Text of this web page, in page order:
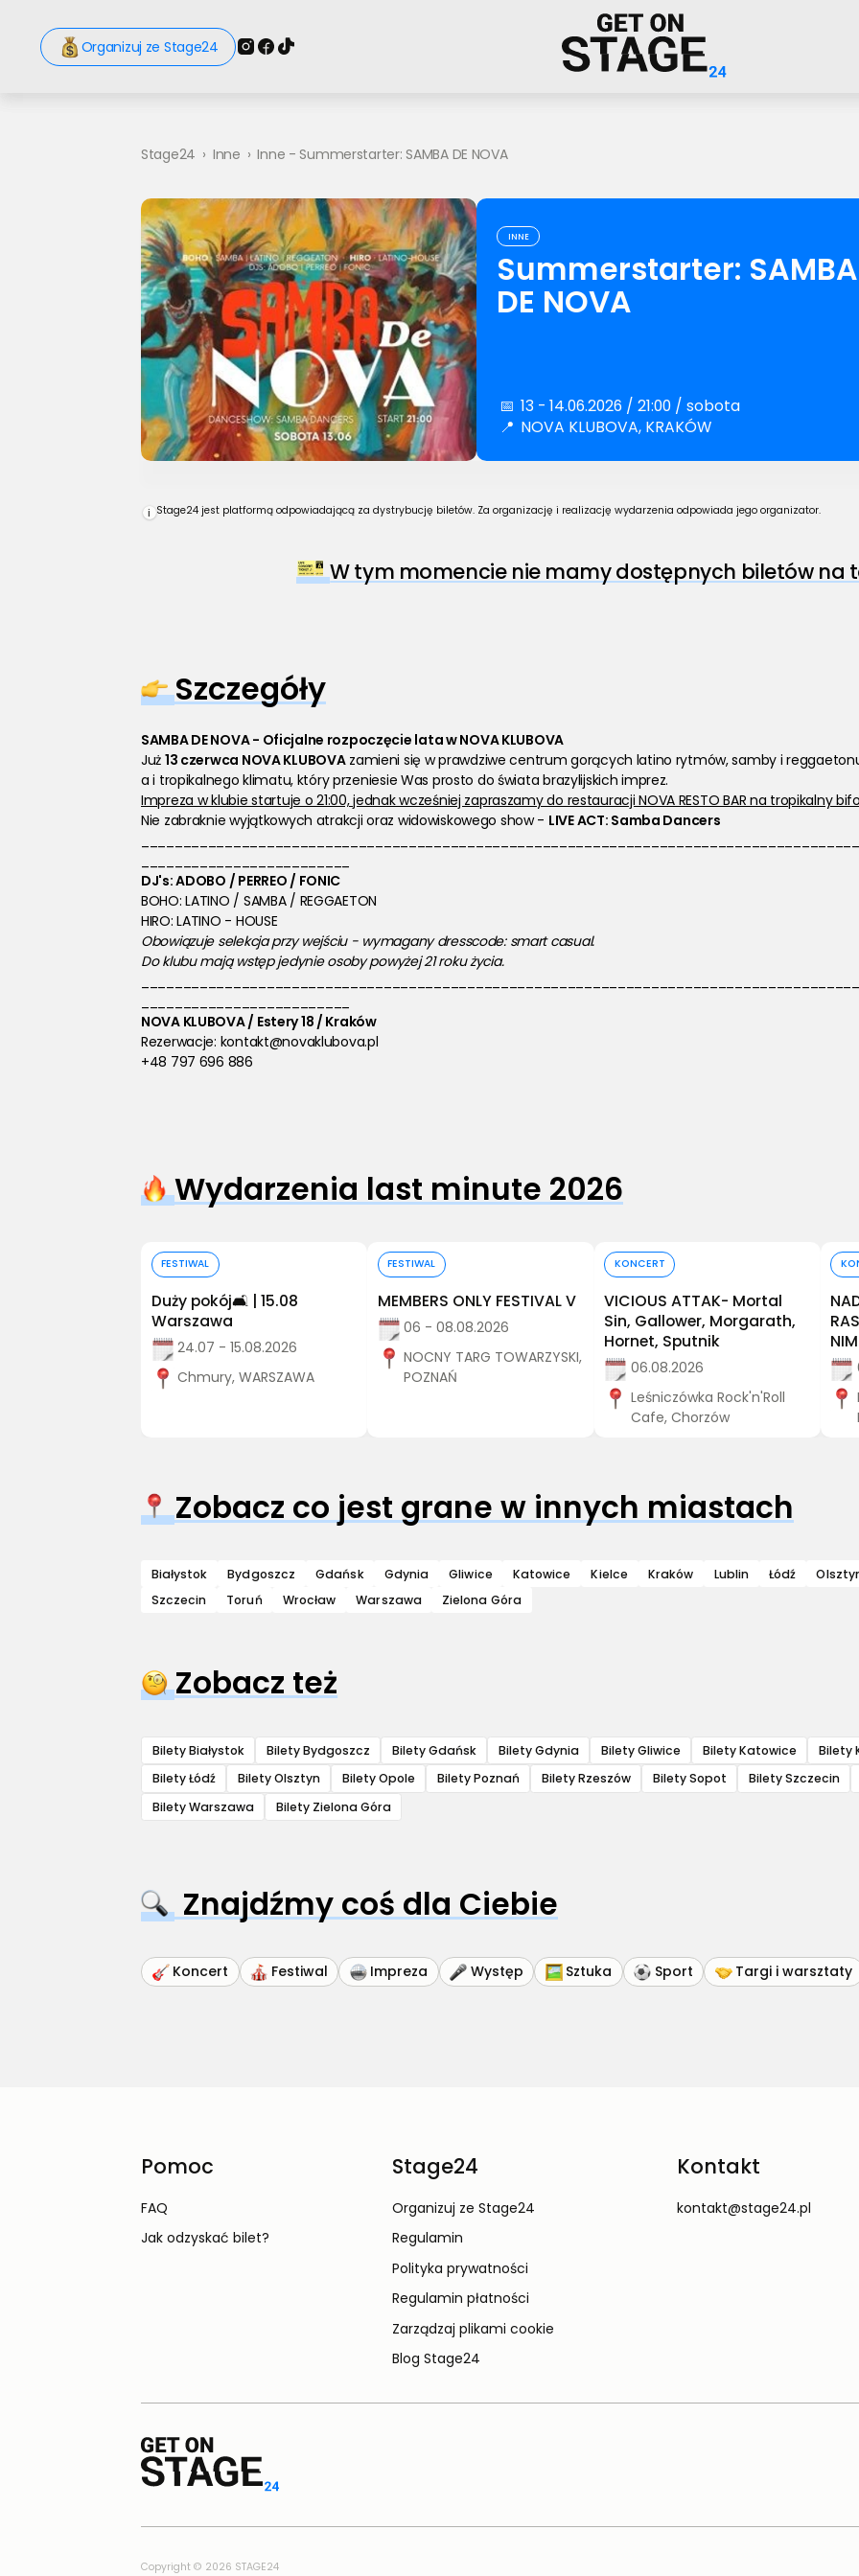
Organizuj ze Stage24
Stage24 › Inne › Inne - Summerstarter: SAMBA DE NOVA
INNE
Summerstarter: SAMBA
DE NOVA
📅 13 - 14.06.2026 / 21:00 / sobota
📍 NOVA KLUBOVA, KRAKÓW
i Stage24 jest platformą odpowiadającą za dystrybucję biletów. Za organizację i realizację wydarzenia odpowiada jego organizator.
W tym momencie nie mamy dostępnych biletów na
Szczegóły
SAMBA DE NOVA - Oficjalne rozpoczęcie lata w NOVA KLUBOVA
Już 13 czerwca NOVA KLUBOVA zamieni się w prawdziwe centrum gorących latino rytmów, samby i
a i tropikalnego klimatu, który przeniesie Was prosto do świata brazylijskich imprez.
Impreza w klubie startuje o 21:00, jednak wcześniej zapraszamy do restauracji NOVA RESTO BAR na tropikalny
Nie zabraknie wyjątkowych atrakcji oraz widowiskowego show - LIVE ACT: Samba Dancers
DJ's: ADOBO / PERREO / FONIC
BOHO: LATINO / SAMBA / REGGAETON
HIRO: LATINO - HOUSE
Obowiązuje selekcja przy wejściu - wymagany dresscode: smart casual.
Do klubu mają wstęp jedynie osoby powyżej 21 roku życia.
NOVA KLUBOVA / Estery 18 / Kraków
Rezerwacje: kontakt@novaklubova.pl
+48 797 696 886
Wydarzenia last minute 2026
FESTIWAL
Duży pokój🛋️ | 15.08
Warszawa
24.07 - 15.08.2026
Chmury, WARSZAWA
FESTIWAL
MEMBERS ONLY FESTIVAL V
06 - 08.08.2026
NOCNY TARG TOWARZYSKI,
POZNAŃ
KONCERT
VICIOUS ATTAK- Mortal
Sin, Gallower, Morgarath,
Hornet, Sputnik
06.08.2026
Leśniczówka Rock'n'Roll
Cafe, Chorzów
Zobacz co jest grane w innych miastach
Białystok Bydgoszcz Gdańsk Gdynia Gliwice Katowice Kielce Kraków Lublin Łódź
Szczecin
Toruń Wrocław Warszawa Zielona Góra
Zobacz też
Bilety Białystok Bilety Bydgoszcz Bilety Gdańsk Bilety Gdynia Bilety Gliwice Bilety Katowice Bilety
Bilety Łódź
Bilety Olsztyn Bilety Opole Bilety Poznań Bilety Rzeszów Bilety Sopot Bilety Szczecin
Bilety Warszawa
Bilety Zielona Góra
Znajdźmy coś dla Ciebie
Koncert Festiwal Impreza Występ Sztuka Sport Targi i warsztaty
Pomoc
FAQ
Jak odzyskać bilet?
Stage24
Organizuj ze Stage24
Regulamin
Polityka prywatności
Regulamin płatności
Zarządzaj plikami cookie
Blog Stage24
Kontakt
kontakt@stage24.pl
Copyright © 2026 STAGE24